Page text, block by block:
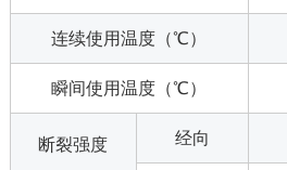
连续使用温度（℃）
瞬间使用温度（℃）
断裂强度
经向